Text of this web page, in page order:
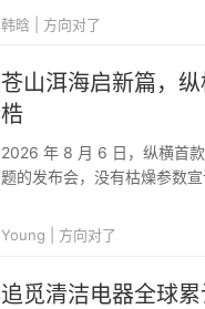
豪华智能⼩...
韩晗 | 方向对了
苍山洱海启新篇，
梏
2026 年 8 月 6 日，纵横首
题的发布会，没有枯燥参数
主，也让这款定价 30 万级的
Young | 方向对了
追觅清洁电器全球